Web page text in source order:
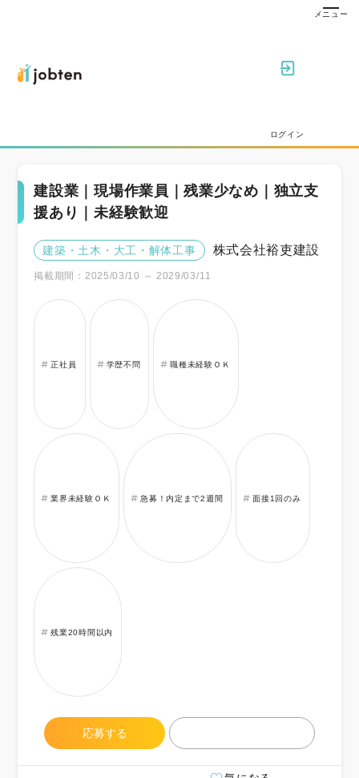
ログイン
建設業｜現場作業員｜残業少なめ｜独立支
援あり｜未経験歓迎
建築・土木・大工・解体工事 株式会社裕吏建設
掲載期間：2025/03/10 ～ 2029/03/11
正社員 学歴不問 職種未経験ＯＫ
業界未経験ＯＫ 急募！内定まで2週間 面接1回のみ
残業20時間以内
応募する